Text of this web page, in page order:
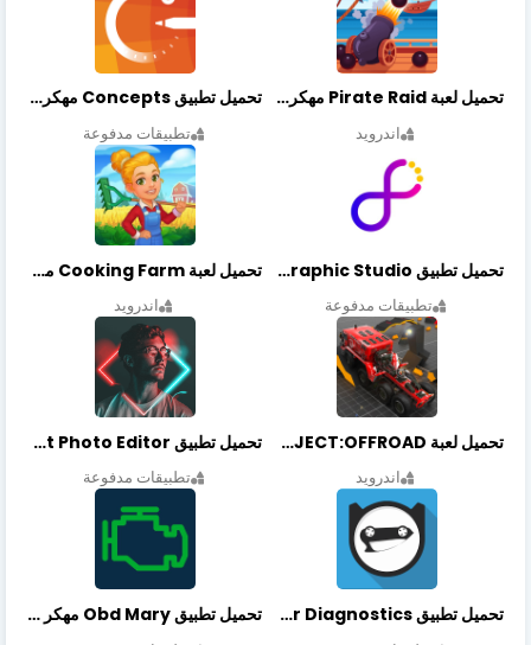
تحميل لعبة Pirate Raid مهكرة أخر إصدار
اندرويد
تحميل تطبيق Concepts مهكر أخر إصدار
تطبيقات مدفوعة
تحميل تطبيق Graphic Studio مهكر أخر إصدار
تطبيقات مدفوعة
تحميل لعبة Cooking Farm مهكرة أخر إصدار
اندرويد
تحميل لعبة PROJECT:OFFROAD مهكرة أخر إصدار
اندرويد
تحميل تطبيق NeonArt Photo Editor مهكر أخر إصدار
تطبيقات مدفوعة
تحميل تطبيق OBDeleven Car Diagnostics مهكر أخر إصدار تحميل تطبيق Obd Mary مهكر أخر إصدار